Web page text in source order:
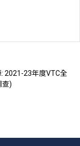
2021-23年度VTC全
查)